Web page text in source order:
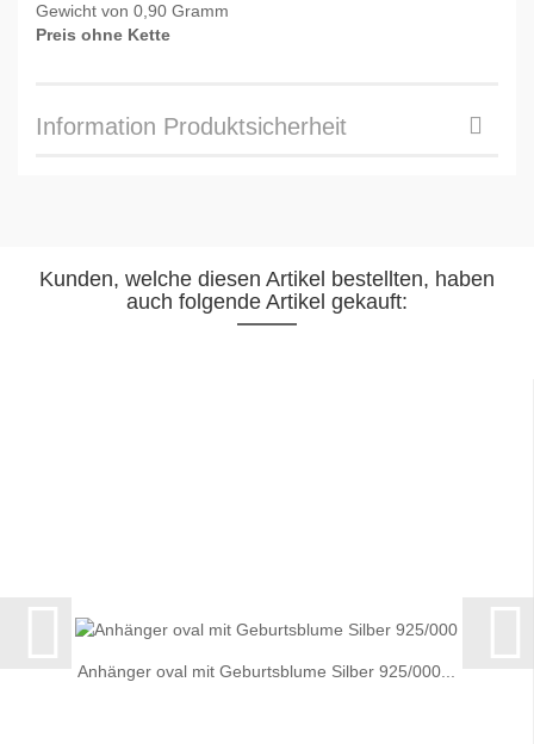
Gewicht von 0,90 Gramm
Preis ohne Kette
Information Produktsicherheit
Kunden, welche diesen Artikel bestellten, haben
auch folgende Artikel gekauft:
Anhänger oval mit Geburtsblume Silber 925/000...